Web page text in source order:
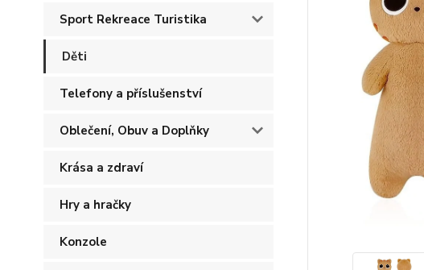
Sport Rekreace Turistika
Děti
Telefony a příslušenství
Oblečení, Obuv a Doplňky
Krása a zdraví
Hry a hračky
Konzole